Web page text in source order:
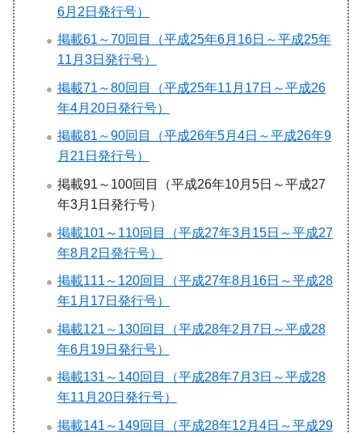
6月2日発行号）
掲載61～70回目（平成25年6月16日～平成25年
11月3日発行号）
掲載71～80回目（平成25年11月17日～平成26
年4月20日発行号）
掲載81～90回目（平成26年5月4日～平成26年9
月21日発行号）
掲載91～100回目（平成26年10月5日～平成27
年3月1日発行号）
掲載101～110回目（平成27年3月15日～平成27
年8月2日発行号）
掲載111～120回目（平成27年8月16日～平成28
年1月17日発行号）
掲載121～130回目（平成28年2月7日～平成28
年6月19日発行号）
掲載131～140回目（平成28年7月3日～平成28
年11月20日発行号）
掲載141～149回目（平成28年12月4日～平成29